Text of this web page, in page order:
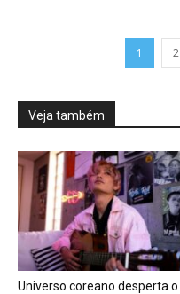
1 2
Veja também
Universo coreano desperta o